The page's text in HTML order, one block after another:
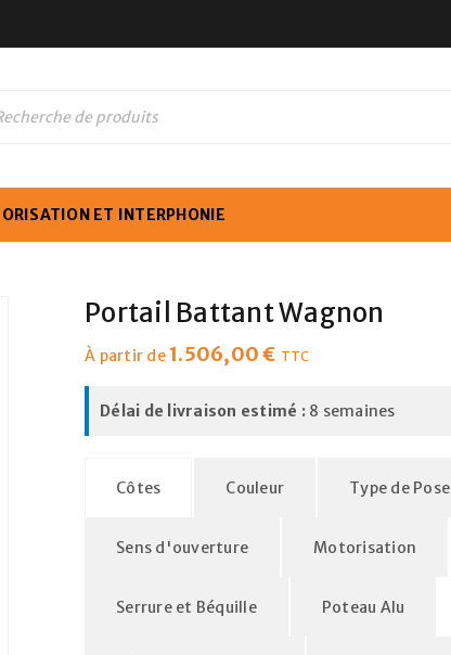
ET INTERPHONIE
Portail Battant Wagnon
À partir de1.506,00€ TTC
Délai de livraison estimé :8 semaines
Côtes Couleur Type de Pose
Sens d'ouverture Motorisation
Serrure et Béquille Poteau Alu